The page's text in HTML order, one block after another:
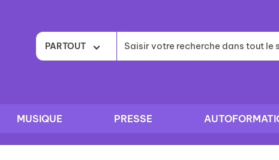
PARTOUT
MUSIQUE PRESSE